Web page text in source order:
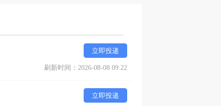
立即投递
刷新时间：2026-08-08 09:22
立即投递